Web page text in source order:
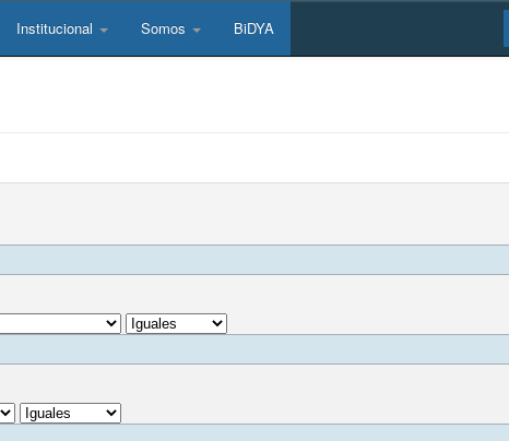
Institucional Somos BiDYA